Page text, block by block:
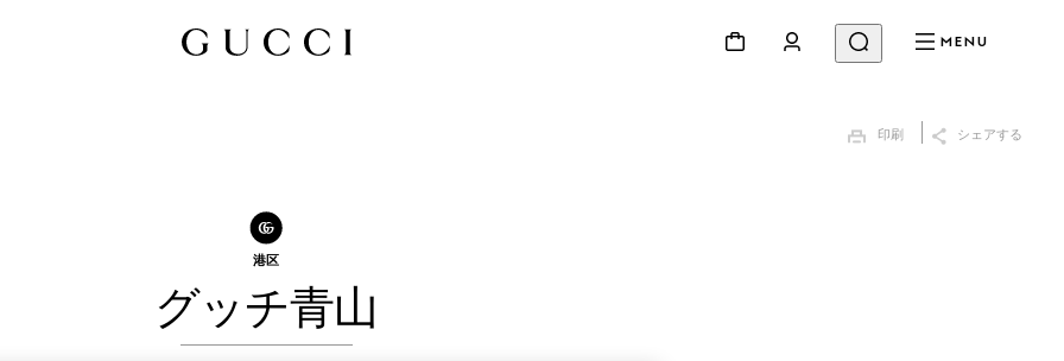
MENU
印刷 シェアする
港区
グッチ青山